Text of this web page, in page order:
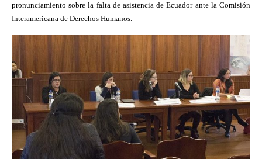
pronunciamiento sobre la falta de asistencia de Ecuador ante la Comisión
Interamericana de Derechos Humanos.